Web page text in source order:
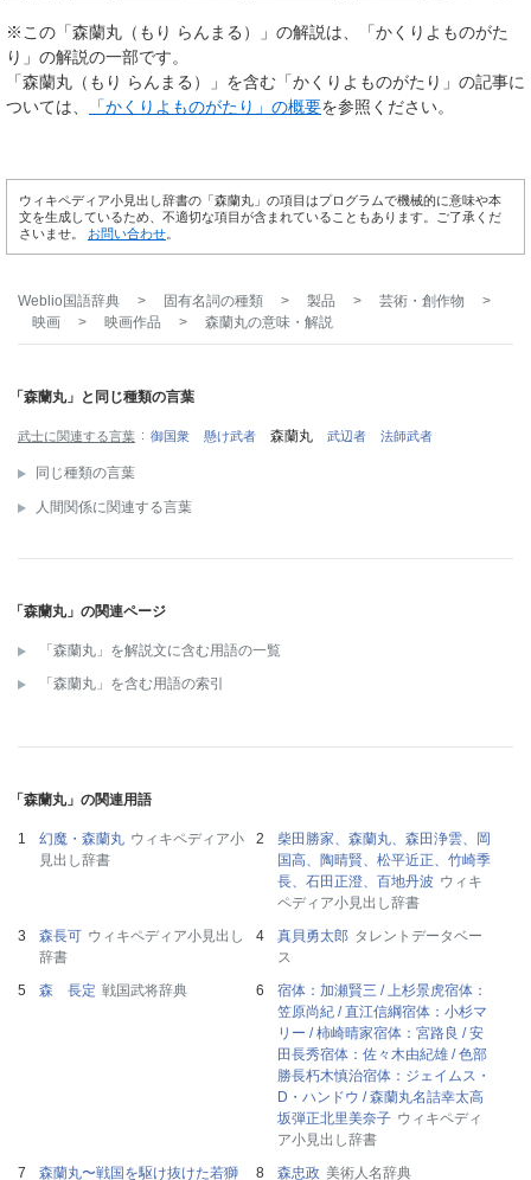
※この「森蘭丸（もり らんまる）」の解説は、「かくりよものがた
り」の解説の一部です。
「森蘭丸（もり らんまる）」を含む「かくりよものがたり」の記事に
ついては、
「かくりよものがたり」の概要を参照ください。
ウィキペディア小見出し辞書の「森蘭丸」の項目はプログラムで機械的に意味や本
文を生成しているため、不適切な項目が含まれていることもあります。ご了承くだ
さいませ。 お問い合わせ
Weblio国語辞典 > 固有名詞の種類 > 製品 > 芸術・創作物
>
映画
> 映画作品 > 森蘭丸の意味・解説
「森蘭丸」と同じ種類の言葉
武士に関連する言葉 御国衆 懸け武者 森蘭丸 武辺者 法師武者
同じ種類の言葉
人間関係に関連する言葉
「森蘭丸」の関連ページ
「森蘭丸」を解説文に含む用語の一覧
「森蘭丸」を含む用語の索引
「森蘭丸」の関連用語
幻魔・森蘭丸 ウィキペディア小
見出し辞書
柴田勝家、森蘭丸、森田浄雲、岡
国高、陶晴賢、松平近正、竹崎季
長、石田正澄、百地丹波 ウィキ
ペディア小見出し辞書
森長可 ウィキペディア小見出し
辞書
真貝勇太郎 タレントデータベー
ス
森 長定 戦国武将辞典
宿体：加瀬賢三 / 上杉景虎宿体：
笠原尚紀 / 直江信綱宿体：小杉マ
リー / 柿崎晴家宿体：宮路良 / 安
田長秀宿体：佐々木由紀雄 / 色部
勝長朽木慎治宿体：ジェイムス・
D・ハンドウ / 森蘭丸名詰幸太高
坂弾正北里美奈子 ウィキペディ
ア小見出し辞書
森蘭丸〜戦国を駆け抜けた若獅
森忠政 美術人名辞典